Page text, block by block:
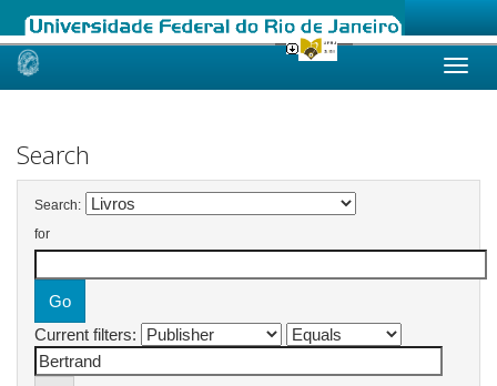
Skip
Search
Search:
for
Current filters: